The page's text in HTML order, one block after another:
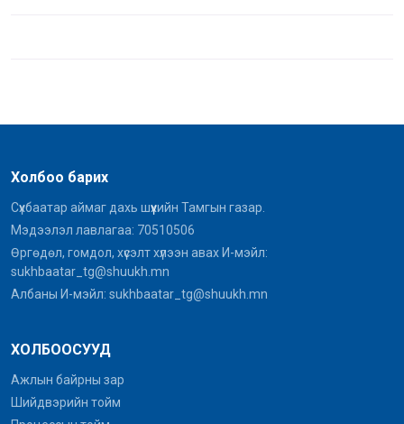
Холбоо барих
Сүхбаатар аймаг дахь шүүхийн Тамгын газар.
Мэдээлэл лавлагаа: 70510506
Өргөдөл, гомдол, хүсэлт хүлээн авах И-мэйл:
sukhbaatar_tg@shuukh.mn
Албаны И-мэйл: sukhbaatar_tg@shuukh.mn
ХОЛБООСУУД
Ажлын байрны зар
Шийдвэрийн тойм